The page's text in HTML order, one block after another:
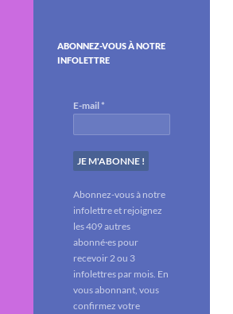
ABONNEZ-VOUS À NOTRE
INFOLETTRE
E-mail*
Abonnez-vous à notre
infolettre et rejoignez
les 409 autres
abonné·es pour
recevoir 2 ou 3
infolettres par mois. En
vous abonnant, vous
confirmez votre